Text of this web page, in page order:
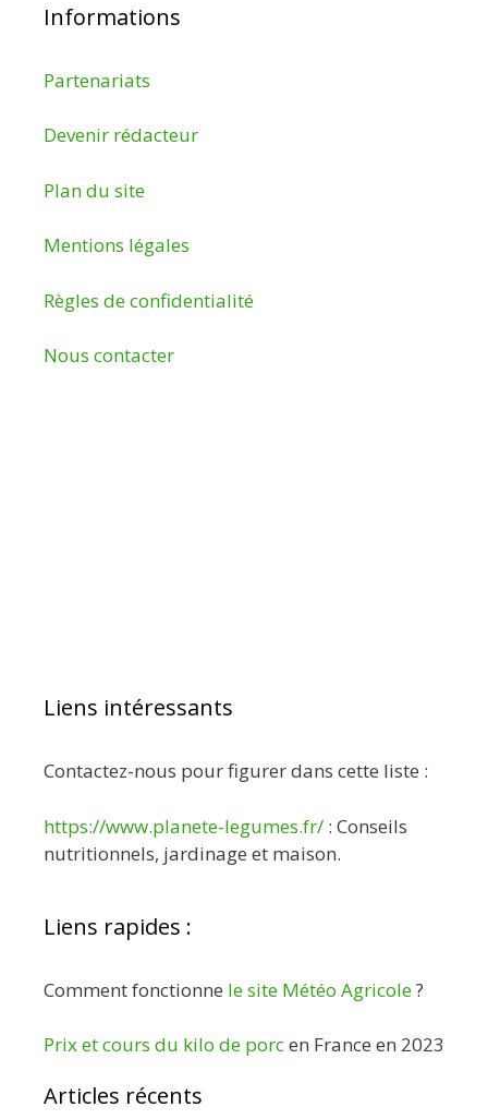
Informations
Partenariats
Devenir rédacteur
Plan du site
Mentions légales
Règles de confidentialité
Nous contacter
Liens intéressants
Contactez-nous pour figurer dans cette liste :
https://www.planete-legumes.fr/ : Conseils
nutritionnels, jardinage et maison.
Liens rapides :
Comment fonctionne le site Météo Agricole?
Prix et cours du kilo de porcen France en 2023
Articles récents